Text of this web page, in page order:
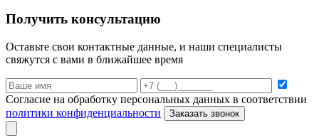
Получить консультацию
Оставьте свои контактные данные, и наши специалисты
свяжутся с вами в ближайшее время
Согласие на обработку персональных данных в соответствии
политики конфиденциальности
Заказать звонок